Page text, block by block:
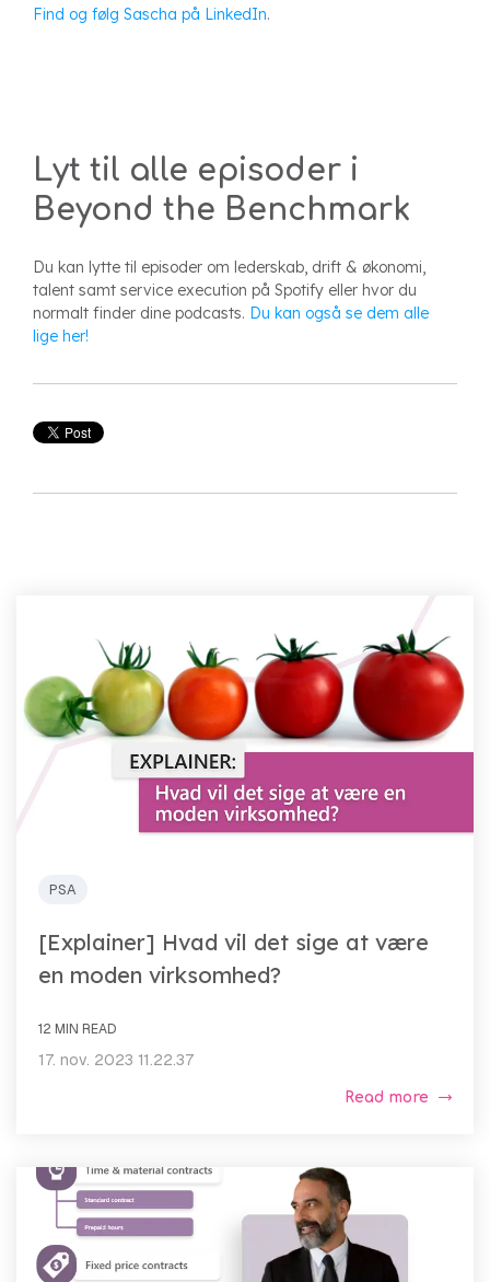
Find og følg Sascha på LinkedIn.
Lyt til alle episoder i
Beyond the Benchmark
Du kan lytte til episoder om lederskab, drift & økonomi,
talent samt service execution på Spotify eller hvor du
normalt finder dine podcasts. Du kan også se dem alle
lige her!
PSA
[Explainer] Hvad vil det sige at være
en moden virksomhed?
12 MIN READ
17. nov. 2023 11.22.37
Read more